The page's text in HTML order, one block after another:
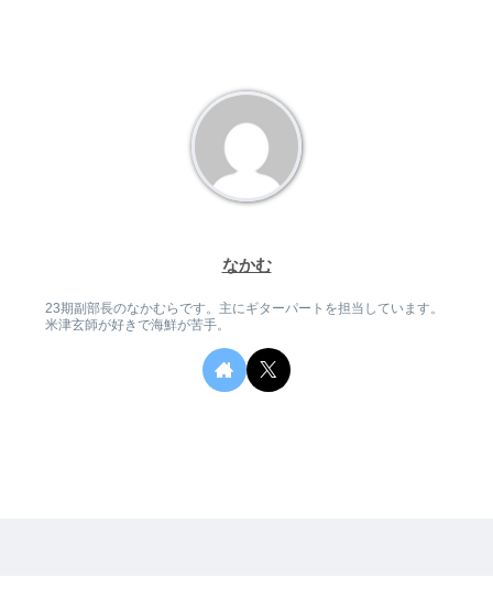
なかむ
23期副部長のなかむらです。主にギターパートを担当しています。
米津玄師が好きで海鮮が苦手。